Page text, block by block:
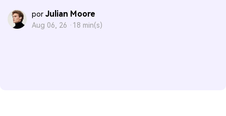
por Julian Moore
Aug 06, 26 · 18 min(s)